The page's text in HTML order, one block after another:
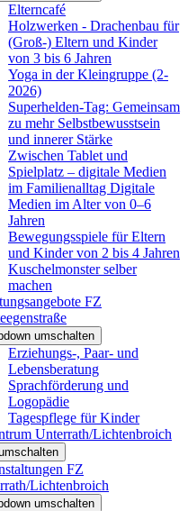
Elterncafé
Holzwerken - Drachenbau für
(Groß-) Eltern und Kinder
von 3 bis 6 Jahren
Yoga in der Kleingruppe (2-
2026)
Superhelden-Tag: Gemeinsam
zu mehr Selbstbewusstsein
und innerer Stärke
Zwischen Tablet und
Spielplatz – digitale Medien
im Familienalltag Digitale
Medien im Alter von 0–6
Jahren
Bewegungsspiele für Eltern
und Kinder von 2 bis 4 Jahren
Kuschelmonster selber
machen
FZ
umschalten
Erziehungs-, Paar- und
Lebensberatung
Sprachförderung und
Logopädie
Tagespflege für Kinder
Unterrath/Lichtenbroich
FZ
Lichtenbroich
umschalten